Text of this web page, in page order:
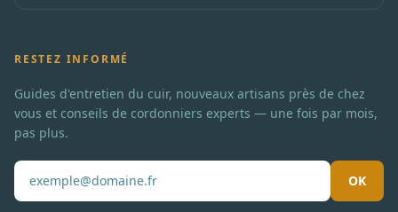
RESTEZ INFORMÉ
Guides d'entretien du cuir, nouveaux artisans près de chez
vous et conseils de cordonniers experts — une fois par mois,
pas plus.
OK